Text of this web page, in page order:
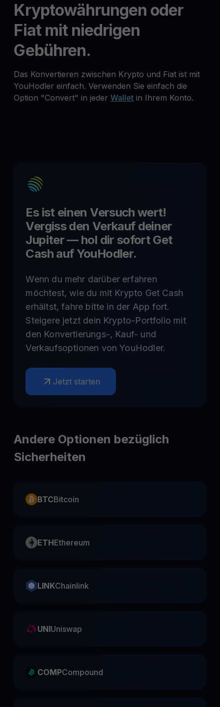
Kryptowährungen oder
Fiat mit niedrigen
Gebühren.
Das Konvertieren zwischen Krypto und Fiat ist mit
YouHodler einfach. Verwenden Sie einfach die
Option "Convert" in jederWallet in Ihrem Konto.
Es ist einen Versuch wert!
Vergiss den Verkauf deiner
Jupiter— hol dir sofort Get
Cash auf YouHodler.
Wenn du mehr darüber erfahren
möchtest, wie du mit Krypto Get Cash
erhältst, fahre bitte in der App fort.
Steigere jetzt dein Krypto-Portfolio mit
den Konvertierungs-, Kauf- und
Verkaufsoptionen von YouHodler.
Jetzt starten
Andere Optionen bezüglich
Sicherheiten
BTCBitcoin
ETHEthereum
LINKChainlink
UNIUniswap
COMPCompound